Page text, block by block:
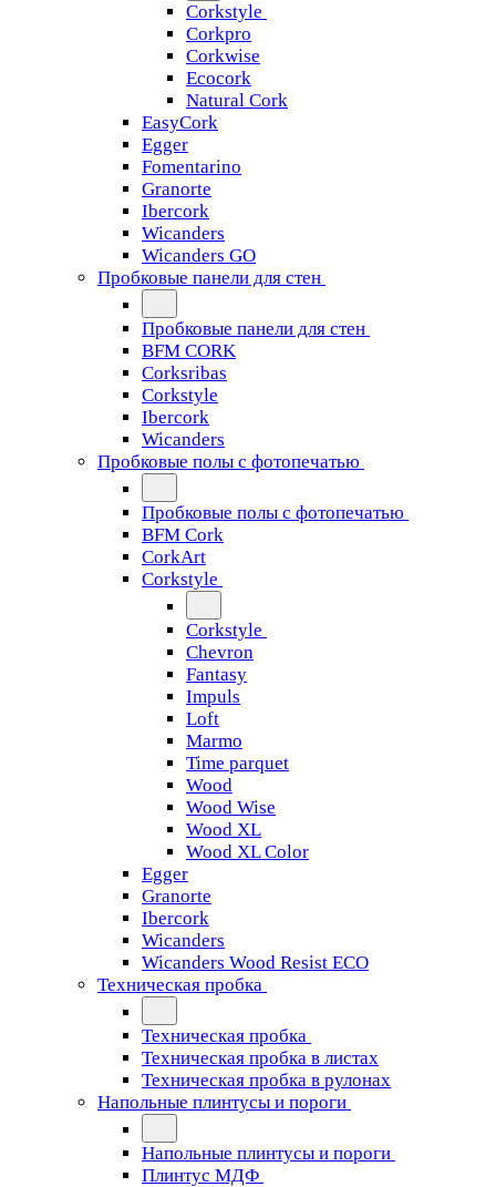
Corkstyle
Corkpro
Corkwise
Ecocork
Natural Cork
EasyCork
Egger
Fomentarino
Granorte
Ibercork
Wicanders
Wicanders GO
Пробковые панели для стен
Пробковые панели для стен
BFM CORK
Corksribas
Corkstyle
Ibercork
Wicanders
Пробковые полы с фотопечатью
Пробковые полы с фотопечатью
BFM Cork
CorkArt
Corkstyle
Corkstyle
Chevron
Fantasy
Impuls
Loft
Marmo
Time parquet
Wood
Wood Wise
Wood XL
Wood XL Color
Egger
Granorte
Ibercork
Wicanders
Wicanders Wood Resist ECO
Техническая пробка
Техническая пробка
Техническая пробка в листах
Техническая пробка в рулонах
Напольные плинтусы и пороги
Напольные плинтусы и пороги
Плинтус МДФ